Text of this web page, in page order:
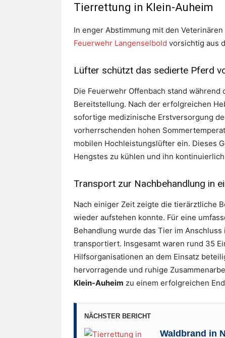
Tierrettung in Klein-Auheim
In enger Abstimmung mit den
Feuerwehr Langenselbold vorsichtig aus
Lüfter schützt das sedierte Pferd
Die Feuerwehr Offenbach stand
Bereitstellung. Nach der erfolgreichen
sofortige medizinische Erstversorgung
vorherrschenden hohen
mobilen Hochleistungslüfter ein. Dieses
Hengstes zu kühlen und ihn
Transport zur Nachbehandlung in
Nach einiger Zeit zeigte die tierärztliche
wieder aufstehen konnte. Für eine
Behandlung wurde das Tier im
transportiert. Insgesamt waren rund 35
Hilfsorganisationen an dem Einsatz
hervorragende und ruhige
Klein-Auheim zu einem erfolgreichen
NÄCHSTER BERICHT
Waldbrand in